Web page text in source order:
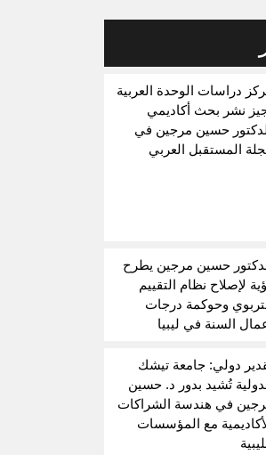
دراسات الوحدة العربية
نشر بحث أكاديمي
حسين مرجين في
المستقبل العربي
حسين مرجين يطرح
لإصلاح نظام التقييم
وحوكمة درجات
السنة في ليبيا
دولي: جامعة تيشك
تُشيد بدور د. حسين
في هندسة الشراكات
مع المؤسسات